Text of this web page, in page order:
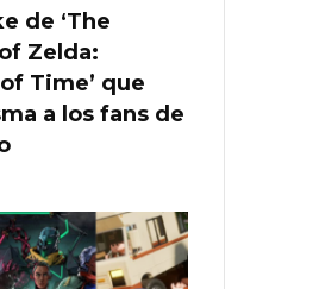
de ‘The
Zelda:
Time’ que
a los fans de